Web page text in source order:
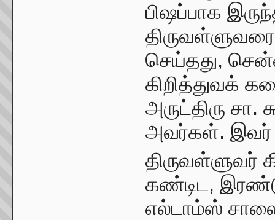
பிஷப்பாக
செய்தது,
கிறித்துவக்
அருட்திரு சா.
அவர்கள். இவர்
திருவள்ளுவர்
கண்டிட,
எல்டாம்ஸ்